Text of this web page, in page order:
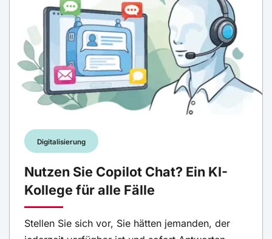
Digitalisierung
Nutzen Sie Copilot Chat? Ein KI-
Kollege für alle Fälle
Stellen Sie sich vor, Sie hätten jemanden, der